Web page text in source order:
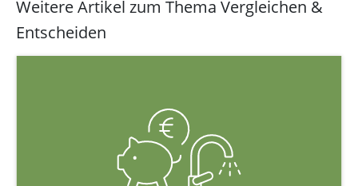
Weitere Artikel zum Thema Vergleichen &
Entscheiden